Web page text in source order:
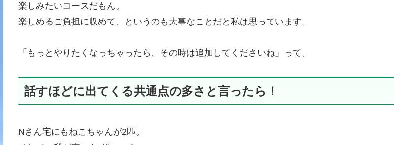
楽しみたいコースだもん。
楽しめるご負担に収めて、というのも大事なことだと私は思っています。
「もっとやりたくなっちゃったら、その時は追加してくださいね」って。
話すほどに出てくる共通点の多さと言ったら！
Nさん宅にもねこちゃんが2匹。